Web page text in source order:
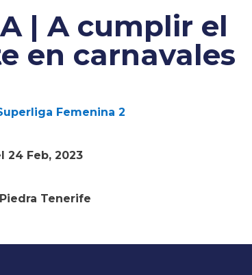
| A cumplir el
en carnavales
Femenina 2
24 Feb, 2023
Tenerife